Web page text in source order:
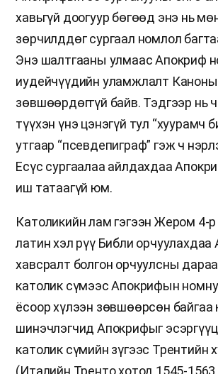
хавьгүй доогуур бөгөөд энэ нь
зөрчилддөг сургаал номлол
Энэ шалтгааны улмаас Апокриф
иудейчүүдийн уламжлалт Каноны
зөвшөөрдөггүй байв. Тэдгээр нь
түүхэн үнэ цэнэгүй тул “хуурамч
утгаар “псевдепиграф” гэж ч
Есүс сургаалаа айлдахдаа
иш татаагүй юм.
Католикийн лам гэгээн Жером 4-
латин хэл рүү Библи
хавсралт болгон орчуулсны
католик сүмээс Апокрифын
ёсоор хүлээн зөвшөөрсөн
шинэчлэгчид Апокрифыг
католик сүмийн зүгээс Трентийн
(Италийн Тренто хотод 1545-1563